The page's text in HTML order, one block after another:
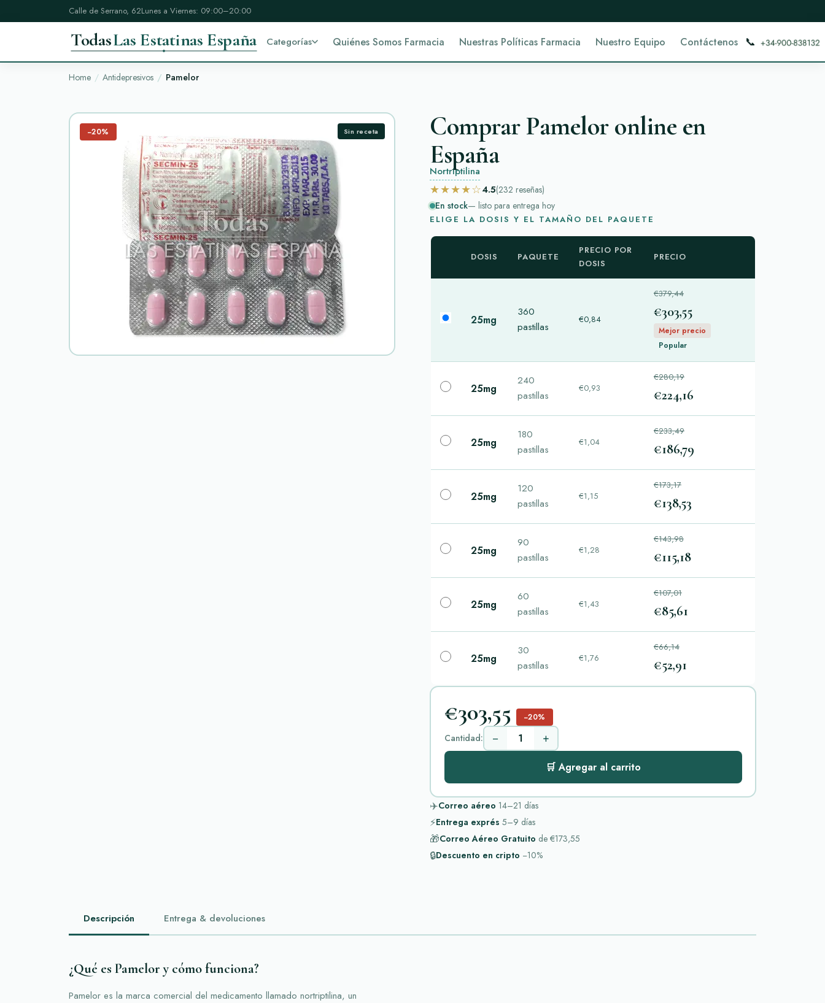
Calle de Serrano, 62Lunes a Viernes: 09:00–20:00
TodasLas Estatinas España Categorías Quiénes Somos Farmacia Nuestras Políticas Farmacia Nuestro Equipo Contáctenos 📞
Home Antidepresivos Pamelor
−20% Sin receta
Comprar Pamelor online en
España
Nortriptilina
★★★★☆4.5(232 reseñas)
En stock— listo para entrega hoy
ELIGE LA DOSIS Y EL TAMAÑO DEL PAQUETE
DOSIS PAQUETE
PRECIO POR
DOSIS
PRECIO
25mg
360
pastillas
€0,84
€379,44
€303,55
Mejor precio
Popular
25mg
240
pastillas
€0,93
€280,19
€224,16
25mg
180
pastillas
€1,04
€233,49
€186,79
25mg
120
pastillas
€1,15
€173,17
€138,53
25mg
90
pastillas
€1,28
€143,98
€115,18
25mg
60
pastillas
€1,43
€107,01
€85,61
25mg
30
pastillas
€1,76
€66,14
€52,91
€303,55 −20%
Cantidad: − +
🛒 Agregar al carrito
✈️Correo aéreo 14–21 días
⚡Entrega exprés 5–9 días
🎁Correo Aéreo Gratuito de €173,55
🔒Descuento en cripto −10%
Descripción Entrega & devoluciones
¿Qué es Pamelor y cómo funciona?
Pamelor es la marca comercial del medicamento llamado nortriptilina, un